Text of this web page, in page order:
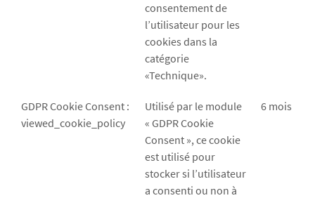
consentement de
l’utilisateur pour les
cookies dans la
catégorie
«Technique».
GDPR Cookie Consent :
viewed_cookie_policy
Utilisé par le module
« GDPR Cookie
Consent », ce cookie
est utilisé pour
stocker si l’utilisateur
a consenti ou non à
6 mois